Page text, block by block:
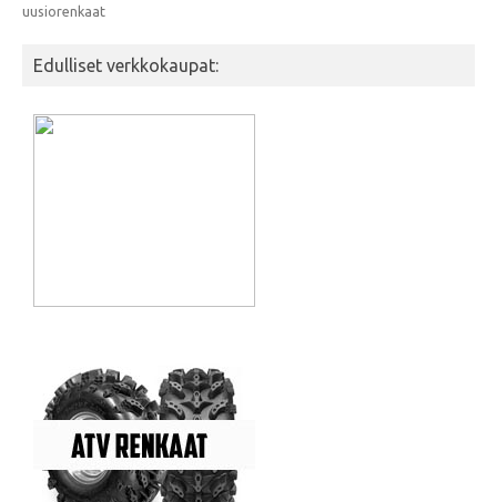
uusiorenkaat
Edulliset verkkokaupat: